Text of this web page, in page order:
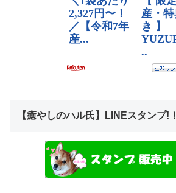
【癒やしのハル氏】LINEスタンプ!！